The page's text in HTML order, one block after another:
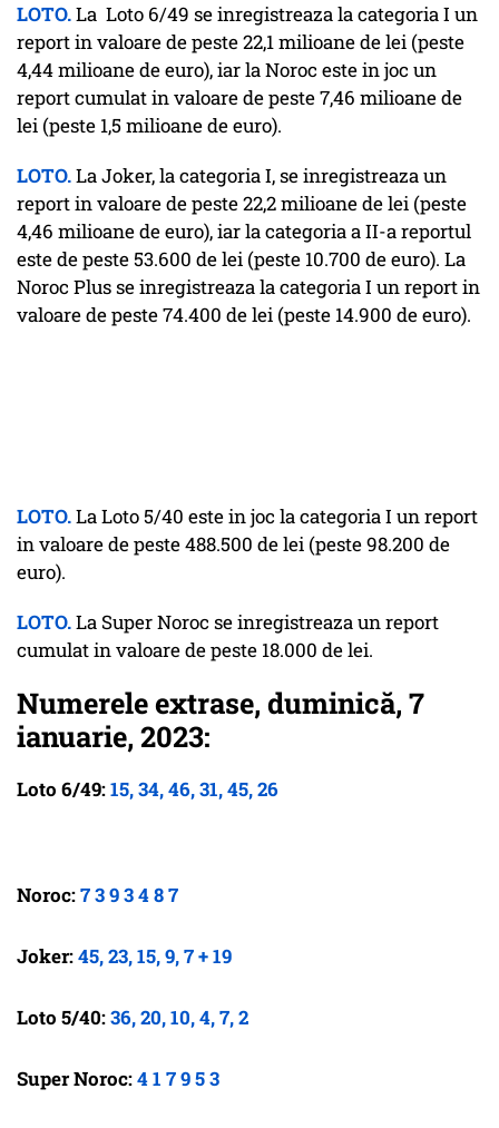
LOTO.La Loto 6/49 se inregistreaza la categoria I un
report in valoare de peste 22,1 milioane de lei (peste
4,44 milioane de euro), iar la Noroc este in joc un
report cumulat in valoare de peste 7,46 milioane de
lei (peste 1,5 milioane de euro).
LOTO.La Joker, la categoria I, se inregistreaza un
report in valoare de peste 22,2 milioane de lei (peste
4,46 milioane de euro), iar la categoria a II-a reportul
este de peste 53.600 de lei (peste 10.700 de euro). La
Noroc Plus se inregistreaza la categoria I un report in
valoare de peste 74.400 de lei (peste 14.900 de euro).
LOTO.La Loto 5/40 este in joc la categoria I un report
in valoare de peste 488.500 de lei (peste 98.200 de
euro).
LOTO.La Super Noroc se inregistreaza un report
cumulat in valoare de peste 18.000 de lei.
Numerele extrase, duminică, 7
ianuarie, 2023:
Loto 6/49:15, 34, 46, 31, 45, 26
Noroc:7 3 9 3 4 8 7
Joker:45, 23, 15, 9, 7 + 19
Loto 5/40:36, 20, 10, 4, 7, 2
Super Noroc:4 1 7 9 5 3